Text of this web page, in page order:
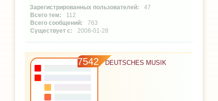
47
112
763
2008-01-28
7542 DEUTSCHES MUSIK